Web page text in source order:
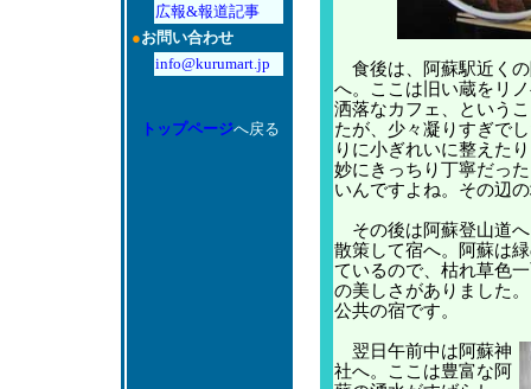
広報&報道記事
●お問い合わせ
info@kurumart.jp
トップページへ戻る
食後は、阿蘇駅近く
へ。ここは旧い蔵をリ
洒落なカフェ、という
たが、少々凝りすぎで
りに小ぎれいに整えた
妙にきっちり丁寧だっ
いんですよね。その辺
その後は阿蘇登山道
散策して宿へ。阿蘇は
ているので、枯れ草色
の美しさがありました
公共の宿です。
翌日午前中は阿蘇神
社へ。ここは豊富な阿